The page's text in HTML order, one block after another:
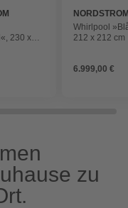
230 x
Whirlpool
212 x 212 cm
6.999,00 €
zu